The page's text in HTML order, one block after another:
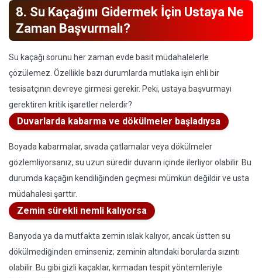
8. Su Kaçağını Gidermek İçin Ustaya Ne
Zaman Başvurmalı?
Su kaçağı sorunu her zaman evde basit müdahalelerle
çözülemez. Özellikle bazı durumlarda mutlaka işin ehli bir
tesisatçının devreye girmesi gerekir. Peki, ustaya başvurmayı
gerektiren kritik işaretler nelerdir?
Duvarlarda kabarma ve dökülmeler başladıysa
Boyada kabarmalar, sıvada çatlamalar veya dökülmeler
gözlemliyorsanız, su uzun süredir duvarın içinde ilerliyor olabilir. Bu
durumda kaçağın kendiliğinden geçmesi mümkün değildir ve usta
müdahalesi şarttır.
Zemin sürekli nemli kalıyorsa
Banyoda ya da mutfakta zemin ıslak kalıyor, ancak üstten su
dökülmediğinden eminseniz; zeminin altındaki borularda sızıntı
olabilir. Bu gibi gizli kaçaklar, kırmadan tespit yöntemleriyle